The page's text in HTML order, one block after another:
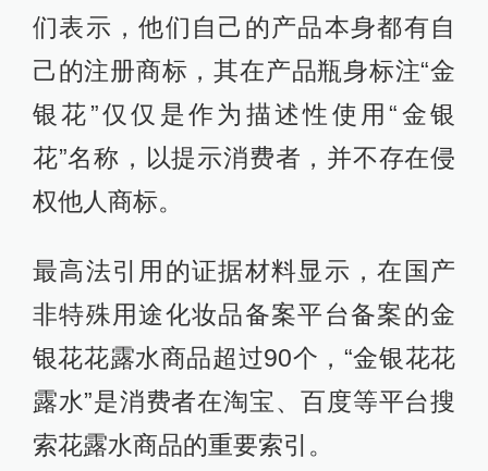
们表示，他们自己的产品本身都有自
己的注册商标，其在产品瓶身标注“金
银花”仅仅是作为描述性使用“金银
花”名称，以提示消费者，并不存在侵
权他人商标。
最高法引用的证据材料显示，在国产
非特殊用途化妆品备案平台备案的金
银花花露水商品超过90个，“金银花花
露水”是消费者在淘宝、百度等平台搜
索花露水商品的重要索引。